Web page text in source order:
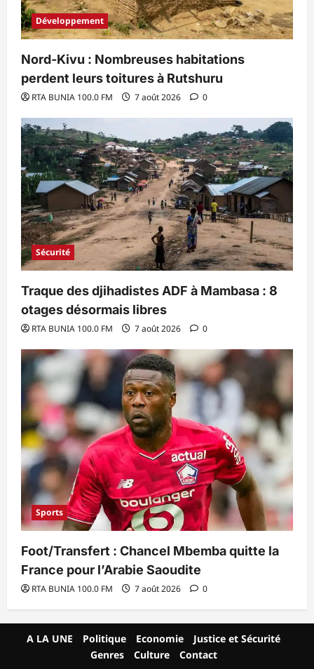
Développement
Nord-Kivu : Nombreuses habitations
perdent leurs toitures à Rutshuru
RTA BUNIA 100.0 FM 7 août 2026 0
Sécurité
Traque des djihadistes ADF à Mambasa : 8
otages désormais libres
RTA BUNIA 100.0 FM 7 août 2026 0
Sports
Foot/Transfert : Chancel Mbemba quitte la
France pour l’Arabie Saoudite
RTA BUNIA 100.0 FM 7 août 2026 0
A LA UNE Politique Economie
Justice et Sécurité
Genres
Culture Contact